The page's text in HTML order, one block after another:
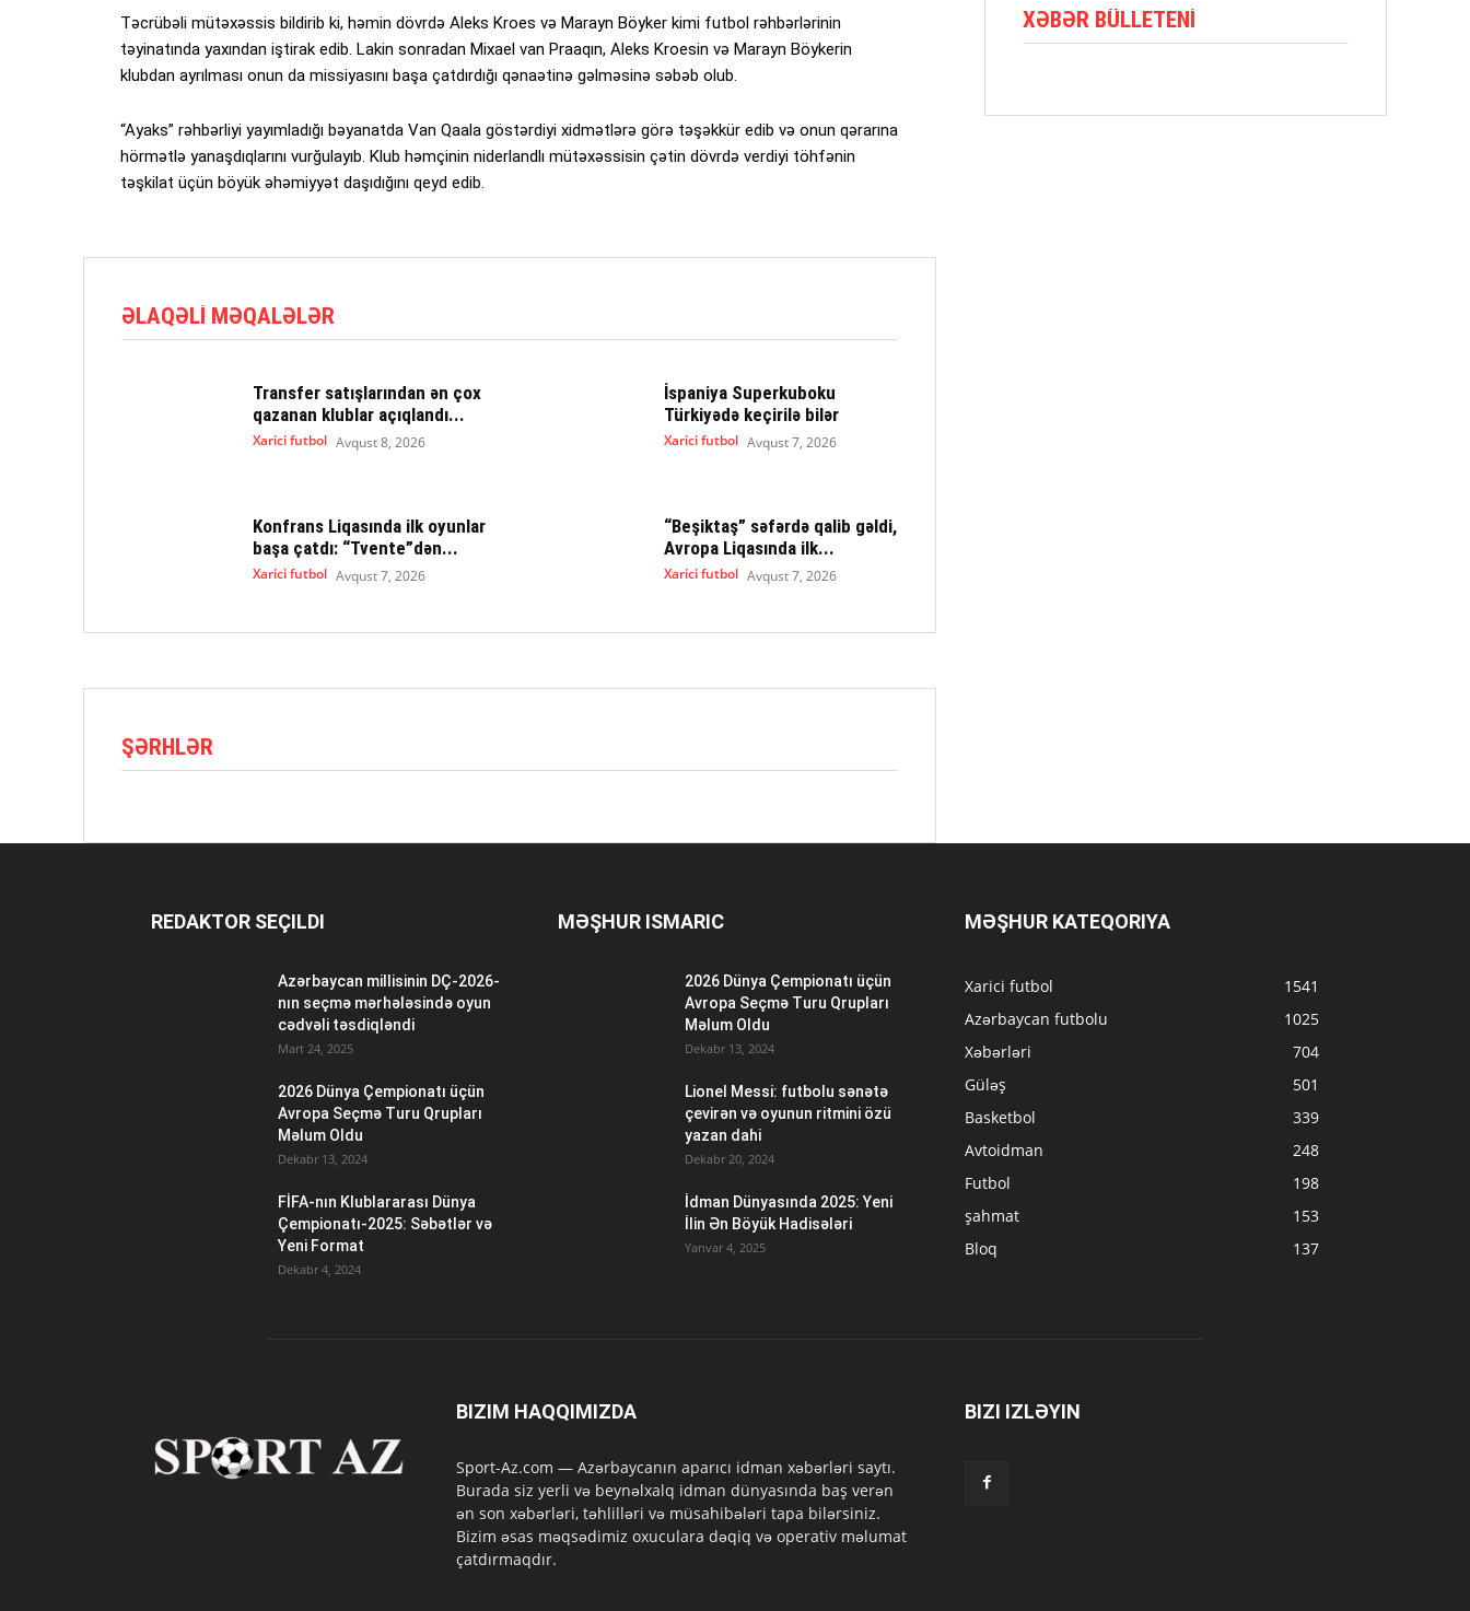
Təcrübəli mütəxəssis bildirib ki, həmin dövrdə Aleks Kroes və Marayn Böyker kimi futbol rəhbərlərinin
təyinatında yaxından iştirak edib. Lakin sonradan Mixael van Praaqın, Aleks Kroesin və Marayn Böykerin
klubdan ayrılması onun da missiyasını başa çatdırdığı qənaətinə gəlməsinə səbəb olub.
“Ayaks” rəhbərliyi yayımladığı bəyanatda Van Qaala göstərdiyi xidmətlərə görə təşəkkür edib və onun qərarına
hörmətlə yanaşdıqlarını vurğulayıb. Klub həmçinin niderlandlı mütəxəssisin çətin dövrdə verdiyi töhfənin
təşkilat üçün böyük əhəmiyyət daşıdığını qeyd edib.
ƏLAQƏLI MƏQALƏLƏR
Transfer satışlarından ən çox
qazanan klublar açıqlandı...
Xarici futbol Avqust 8, 2026
İspaniya Superkuboku
Türkiyədə keçirilə bilər
Xarici futbol Avqust 7, 2026
Konfrans Liqasında ilk oyunlar
başa çatdı: “Tvente”dən...
Xarici futbol Avqust 7, 2026
“Beşiktaş” səfərdə qalib gəldi,
Avropa Liqasında ilk...
Xarici futbol Avqust 7, 2026
ŞƏRHLƏR
XƏBƏR BÜLLETENI
REDAKTOR SEÇILDI
Azərbaycan millisinin DÇ-2026-
nın seçmə mərhələsində oyun
cədvəli təsdiqləndi
Mart 24, 2025
2026 Dünya Çempionatı üçün
Avropa Seçmə Turu Qrupları
Məlum Oldu
Dekabr 13, 2024
FİFA-nın Klublararası Dünya
Çempionatı-2025: Səbətlər və
Yeni Format
Dekabr 4, 2024
MƏŞHUR ISMARIC
2026 Dünya Çempionatı üçün
Avropa Seçmə Turu Qrupları
Məlum Oldu
Dekabr 13, 2024
Lionel Messi: futbolu sənətə
çevirən və oyunun ritmini özü
yazan dahi
Dekabr 20, 2024
İdman Dünyasında 2025: Yeni
İlin Ən Böyük Hadisələri
Yanvar 4, 2025
MƏŞHUR KATEQORIYA
Xarici futbol
1541
Azərbaycan futbolu
1025
Xəbərləri
704
Güləş
501
Basketbol
339
Avtoidman
248
Futbol
198
şahmat
153
Bloq
137
BIZIM HAQQIMIZDA
Sport-Az.com — Azərbaycanın aparıcı idman xəbərləri saytı.
Burada siz yerli və beynəlxalq idman dünyasında baş verən
ən son xəbərləri, təhlilləri və müsahibələri tapa bilərsiniz.
Bizim əsas məqsədimiz oxuculara dəqiq və operativ məlumat
çatdırmaqdır.
BIZI IZLƏYIN